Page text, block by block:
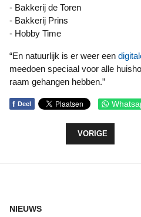
- Bakkerij de Toren
- Bakkerij Prins
- Hobby Time
“En natuurlijk is er weer een
meedoen speciaal voor alle
raam gehangen hebben.”
f Deel
VORIG ARTIKEL:
VORIGE
NIEUWS